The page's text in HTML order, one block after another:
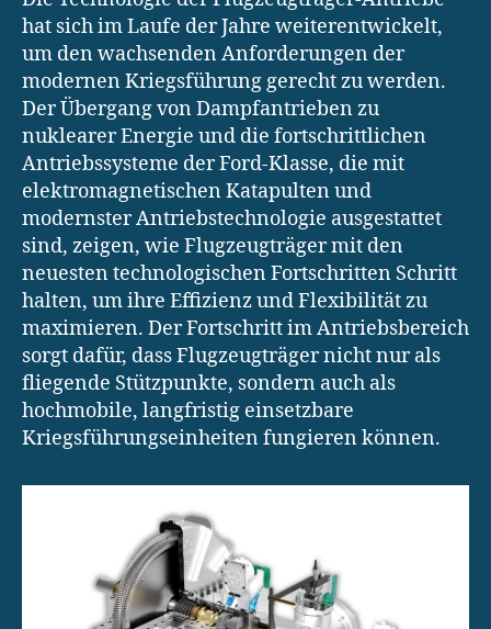
hat sich im Laufe der Jahre weiterentwickelt,
um den wachsenden Anforderungen der
modernen Kriegsführung gerecht zu werden.
Der Übergang von Dampfantrieben zu
nuklearer Energie und die fortschrittlichen
Antriebssysteme der Ford-Klasse, die mit
elektromagnetischen Katapulten und
modernster Antriebstechnologie ausgestattet
sind, zeigen, wie Flugzeugträger mit den
neuesten technologischen Fortschritten Schritt
halten, um ihre Effizienz und Flexibilität zu
maximieren. Der Fortschritt im Antriebsbereich
sorgt dafür, dass Flugzeugträger nicht nur als
fliegende Stützpunkte, sondern auch als
hochmobile, langfristig einsetzbare
Kriegsführungseinheiten fungieren können.